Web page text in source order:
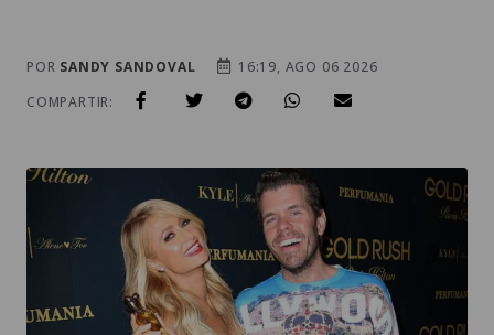
POR SANDY SANDOVAL
16:19, AGO 06 2026
COMPARTIR: